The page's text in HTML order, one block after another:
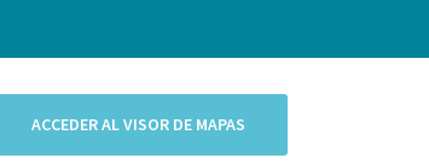
ACCEDER AL VISOR DE MAPAS